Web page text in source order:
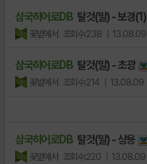
삼국히어로DB 탈것(말) - 보경(1)
꽃밭에서 조회수:238 | 13.08.09
삼국히어로DB 탈것(말) - 초광
꽃밭에서 조회수:214 | 13.08.09
삼국히어로DB 탈것(말) - 상용
꽃밭에서 조회수:220 | 13.08.09